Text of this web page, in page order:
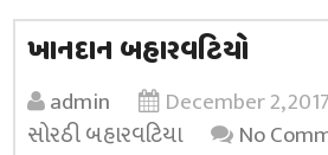
ખાનદાન બહારવટિયો
admin December 2, 2017
સોરઠી બહારવટિયા
No